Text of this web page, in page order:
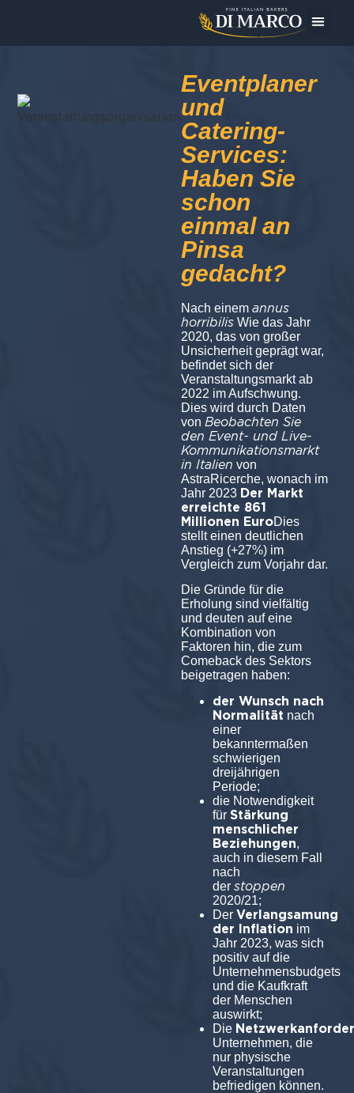
Eventplaner
und
Catering-
Services:
Haben Sie
schon
einmal an
Pinsa
gedacht?
Nach einem annus
horribilisWie das Jahr
2020, das von großer
Unsicherheit geprägt war,
befindet sich der
Veranstaltungsmarkt ab
2022 im Aufschwung.
Dies wird durch Daten
von Beobachten Sie
den Event- und Live-
Kommunikationsmarkt
in Italien von
AstraRicerche, wonach im
Jahr 2023 Der Markt
erreichte 861
Millionen EuroDies
stellt einen deutlichen
Anstieg (+27%) im
Vergleich zum Vorjahr dar.
Die Gründe für die
Erholung sind vielfältig
und deuten auf eine
Kombination von
Faktoren hin, die zum
Comeback des Sektors
beigetragen haben:
der Wunsch nach
Normalität nach
einer
bekanntermaßen
schwierigen
dreijährigen
Periode;
die Notwendigkeit
für Stärkung
menschlicher
Beziehungen,
auch in diesem Fall
nach
der
2020/21;
Der Verlangsamung
der Inflation im
Jahr 2023, was sich
positiv auf die
Unternehmensbudgets
und die Kaufkraft
der Menschen
auswirkt;
Die
Unternehmen, die
nur physische
Veranstaltungen
befriedigen können.